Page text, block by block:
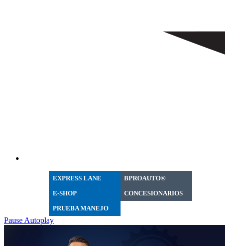
EXPRESS LANE
BPROAUTO®
E-SHOP
CONCESIONARIOS
PRUEBA MANEJO
Pause Autoplay